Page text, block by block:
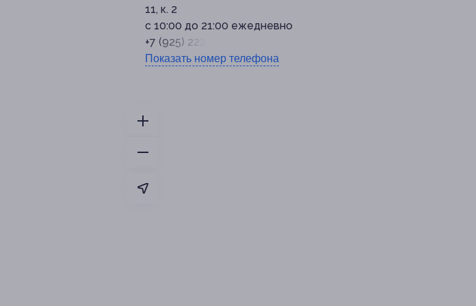
11, к. 2
c 10:00 до 21:00 ежедневно
+7 (925) 222-00-17
Показать номер телефона